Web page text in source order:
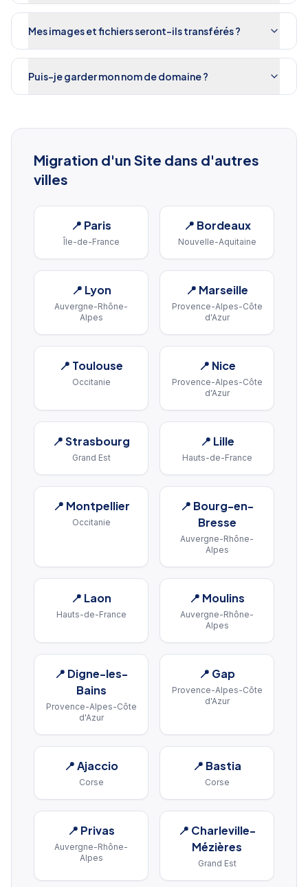
Mes images et fichiers seront-ils transférés ?
Puis-je garder mon nom de domaine ?
Migration d'un Site dans d'autres
villes
📍 Paris
Île-de-France
📍 Bordeaux
Nouvelle-Aquitaine
📍 Lyon
Auvergne-Rhône-
Alpes
📍 Marseille
Provence-Alpes-Côte
d'Azur
📍 Toulouse
Occitanie
📍 Nice
Provence-Alpes-Côte
d'Azur
📍Strasbourg
Grand Est
📍 Lille
Hauts-de-France
📍 Montpellier
Occitanie
📍 Bourg-en-
Bresse
Auvergne-Rhône-
Alpes
📍 Laon
Hauts-de-France
📍 Moulins
Auvergne-Rhône-
Alpes
📍 Digne-les-
Bains
Provence-Alpes-Côte
d'Azur
📍 Gap
Provence-Alpes-Côte
d'Azur
📍Ajaccio
Corse
📍 Bastia
Corse
📍 Privas
Auvergne-Rhône-
Alpes
📍 Charleville-
Mézières
Grand Est